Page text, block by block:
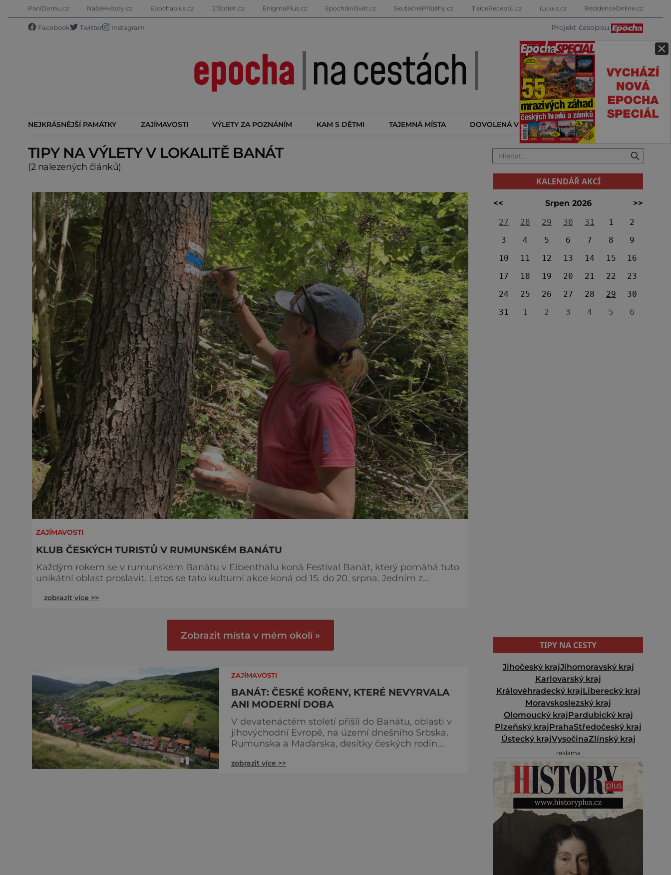
×
PaníDomu.cz NašeHvězdy.cz Epochaplus.cz 21Stoleti.cz EnigmaPlus.cz EpochálníSvět.cz SkutečnéPříběhy.cz TisíceReceptů.cz iLuxus.cz RezidenceOnline.cz
Facebook Twitter Instagram Projekt časopisu
NEJKRÁSNĚJŠÍ PAMÁTKY ZAJÍMAVOSTI VÝLETY ZA POZNÁNÍM KAM S DĚTMI TAJEMNÁ MÍSTA DOVOLENÁ V ZAHRANIČÍ KALENDÁŘ AKCÍ
TIPY NA VÝLETY V LOKALITĚ BANÁT
(2 nalezených článků)
ZAJÍMAVOSTI
KLUB ČESKÝCH TURISTŮ V RUMUNSKÉM BANÁTU
Každým rokem se v rumunském Banátu v Eibenthalu koná Festival Banát, který pomáhá tuto
unikátní oblast proslavit. Letos se tato kulturní akce koná od 15. do 20. srpna. Jedním z
výlety po označených trasách v Almašských horách. Mezi českými cestovateli, turisty i trampy
zobrazit více >>
Zobrazit místa v mém okolí »
ZAJÍMAVOSTI
BANÁT: ČESKÉ KOŘENY, KTERÉ NEVYRVALA
ANI MODERNÍ DOBA
V devatenáctém století přišli do Banátu, oblasti v
jihovýchodní Evropě, na území dnešního Srbska,
Rumunska a Maďarska, desítky českých rodin.
češtinu a poznáte tradice, které se již v Česku
zobrazit více >>
KALENDÁŘ AKCÍ
<< Srpen 2026
>>
27
28 29 30 31 1
2
3
4 5 6 7 8
9
10
11 12 13 14 15
16
17
18 19 20 21 22
23
24
25 26 27 28 29
30
31
1 2 3 4 5 6
TIPY NA CESTY
Jihočeský krajJihomoravský kraj
Karlovarský kraj
Královéhradecký krajLiberecký kraj
Moravskoslezský kraj
Olomoucký krajPardubický kraj
Plzeňský krajPrahaStředočeský kraj
Ústecký krajVysočinaZlínský kraj
reklama